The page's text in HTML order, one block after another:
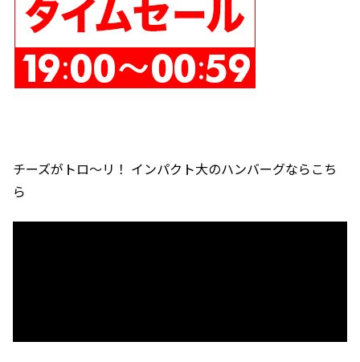
チーズがトロ〜リ！ インパクト大のハンバーグならこち
ら